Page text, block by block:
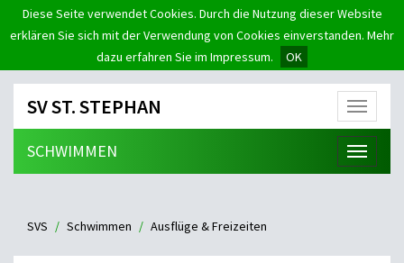
Diese Seite verwendet Cookies. Durch die Nutzung dieser Website
erklären Sie sich mit der Verwendung von Cookies einverstanden. Mehr
dazu erfahren Sie im Impressum.
OK
Menü
SV ST. STEPHAN
Menü
SCHWIMMEN
SVS Schwimmen Ausflüge & Freizeiten